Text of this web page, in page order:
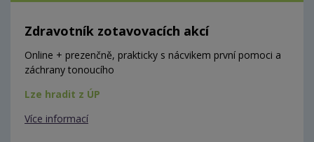
Zdravotník zotavovacích akcí
Online + prezenčně, prakticky s nácvikem první pomoci a
záchrany tonoucího
Lze hradit z ÚP
Více informací